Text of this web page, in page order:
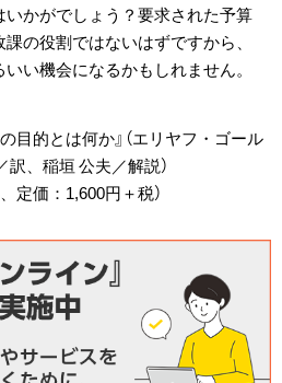
かがでしょう？要求された予算
の役割ではないはずですから、
い機会になるかもしれません。
目的とは何か』（エリヤフ・ゴール
、稲垣 公夫／解説）
定価：1,600円＋税）